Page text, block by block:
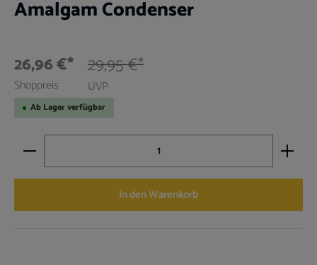
Amalgam Condenser
26,96 €*
Shoppreis
29,95 €*
UVP
Ab Lager verfügbar
Produkt Anzahl: Gib den gewünschten Wert ein oder
In den Warenkorb